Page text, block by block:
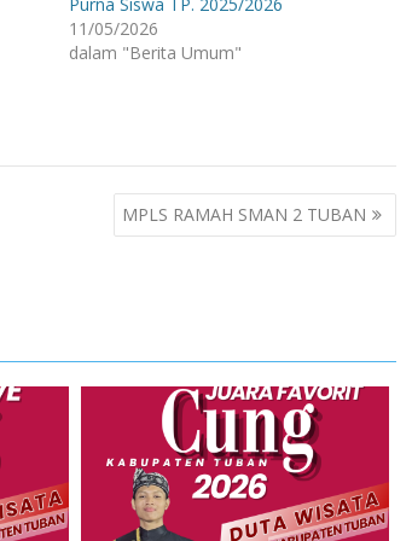
11/05/2026
dalam "Berita Umum"
MPLS RAMAH SMAN 2 TUBAN